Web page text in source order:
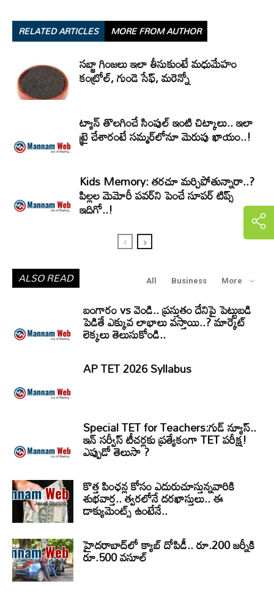
RELATED ARTICLES MORE FROM AUTHOR
సబ్జా గింజలు ఇలా తీసుకుంటే మధుమేహం
కంట్రోల్, గుండె సేఫ్, మరెన్నో
ట్యాన్‌ తొలగించే సింపుల్ ఇంటి చిట్కాలు.. ఇలా
ట్రై చేశారంటే సమ్మర్‌లోనూ మెరుపు ఖాయం..!
Kids Memory: తరచూ మర్చిపోతున్నారా..?
పిల్లల మెమోరీ పవర్‌ని పెంచే సూపర్ టిప్స్
ఇదిగో..!
ALSO READ All Business More
బంగారం vs వెండి.. ప్రస్తుతం దేనిపై పెట్టుబడి
పెడితే ఎక్కువ లాభాలు వస్తాయి..? మార్కెట్
లెక్కలు తెలుసుకోండి..
AP TET 2026 Syllabus
Special TET for Teachers:గుడ్ న్యూస్..
ఇన్ సర్వీస్ టీచర్లకు ప్రత్యేకంగా TET పరీక్ష!
ఎప్పుడో తెలుసా ?
కొత్త పింఛన్ల కోసం ఎదురుచూస్తున్నవారికి
శుభవార్త.. త్వరలోనే దరఖాస్తులు.. ఈ
డాక్యుమెంట్స్ ఉంటేనే..
హైదరాబాద్‌లో క్యాబ్‌ దోపిడీ.. రూ.200 జర్నీకి
రూ.500 వసూల్